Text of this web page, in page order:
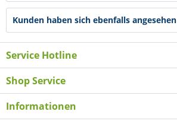
Kunden haben sich ebenfalls angesehen
Service Hotline
Shop Service
Informationen